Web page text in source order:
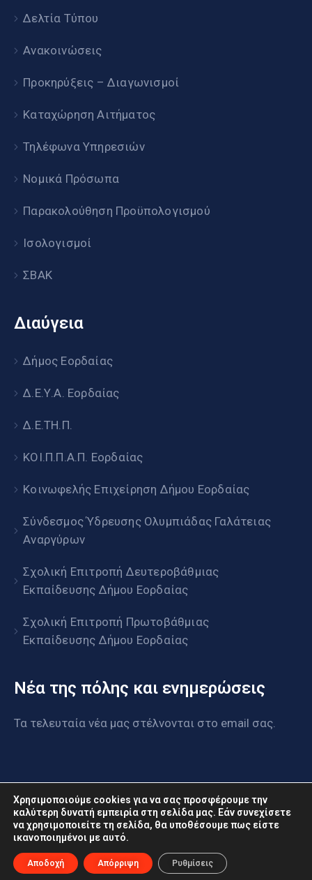
Δελτία Τύπου
Ανακοινώσεις
Προκηρύξεις – Διαγωνισμοί
Καταχώρηση Αιτήματος
Τηλέφωνα Υπηρεσιών
Νομικά Πρόσωπα
Παρακολούθηση Προϋπολογισμού
Ισολογισμοί
ΣΒΑΚ
Διαύγεια
Δήμος Εορδαίας
Δ.Ε.Υ.Α. Εορδαίας
Δ.Ε.ΤΗ.Π.
ΚΟΙ.Π.Π.Α.Π. Εορδαίας
Κοινωφελής Επιχείρηση Δήμου Εορδαίας
Σύνδεσμος Ύδρευσης Ολυμπιάδας Γαλάτειας
Αναργύρων
Σχολική Επιτροπή Δευτεροβάθμιας
Εκπαίδευσης Δήμου Εορδαίας
Σχολική Επιτροπή Πρωτοβάθμιας
Εκπαίδευσης Δήμου Εορδαίας
Νέα της πόλης και ενημερώσεις
Τα τελευταία νέα μας στέλνονται στο email σας.
www.eordaia.gov.gr © 2022. Με επιφύλαξη παντός
δικαιώματος
Χρησιμοποιούμε cookies για να σας προσφέρουμε την
καλύτερη δυνατή εμπειρία στη σελίδα μας. Εάν συνεχίσετε
να χρησιμοποιείτε τη σελίδα, θα υποθέσουμε πως είστε
ικανοποιημένοι με αυτό.
Αποδοχή Απόρριψη Ρυθμίσεις